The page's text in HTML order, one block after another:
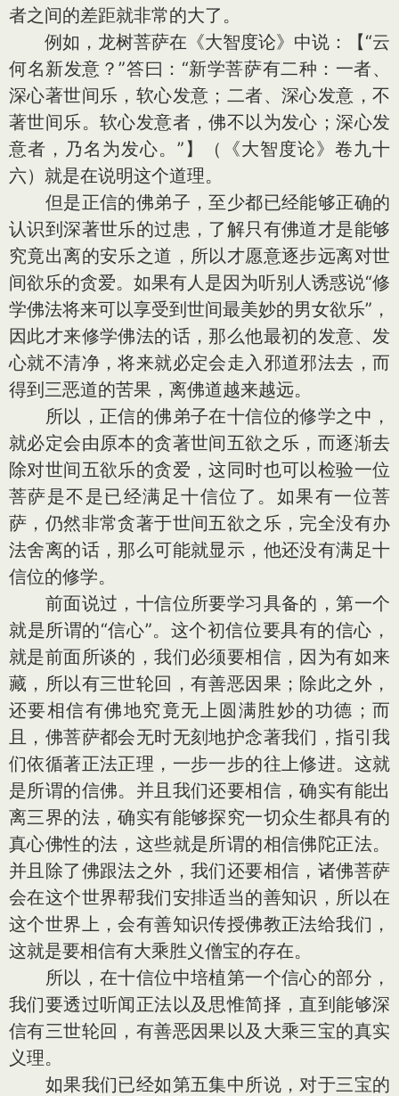
者之间的差距就非常的大了。
例如，龙树菩萨在《大智度论》中说：【“云
何名新发意？”答曰：“新学菩萨有二种：一者、
深心著世间乐，软心发意；二者、深心发意，不
著世间乐。软心发意者，佛不以为发心；深心发
意者，乃名为发心。”】（《大智度论》卷九十
六）就是在说明这个道理。
但是正信的佛弟子，至少都已经能够正确的
认识到深著世乐的过患，了解只有佛道才是能够
究竟出离的安乐之道，所以才愿意逐步远离对世
间欲乐的贪爱。如果有人是因为听别人诱惑说“修
学佛法将来可以享受到世间最美妙的男女欲乐”，
因此才来修学佛法的话，那么他最初的发意、发
心就不清净，将来就必定会走入邪道邪法去，而
得到三恶道的苦果，离佛道越来越远。
所以，正信的佛弟子在十信位的修学之中，
就必定会由原本的贪著世间五欲之乐，而逐渐去
除对世间五欲乐的贪爱，这同时也可以检验一位
菩萨是不是已经满足十信位了。如果有一位菩
萨，仍然非常贪著于世间五欲之乐，完全没有办
法舍离的话，那么可能就显示，他还没有满足十
信位的修学。
前面说过，十信位所要学习具备的，第一个
就是所谓的“信心”。这个初信位要具有的信心，
就是前面所谈的，我们必须要相信，因为有如来
藏，所以有三世轮回，有善恶因果；除此之外，
还要相信有佛地究竟无上圆满胜妙的功德；而
且，佛菩萨都会无时无刻地护念著我们，指引我
们依循著正法正理，一步一步的往上修进。这就
是所谓的信佛。并且我们还要相信，确实有能出
离三界的法，确实有能够探究一切众生都具有的
真心佛性的法，这些就是所谓的相信佛陀正法。
并且除了佛跟法之外，我们还要相信，诸佛菩萨
会在这个世界帮我们安排适当的善知识，所以在
这个世界上，会有善知识传授佛教正法给我们，
这就是要相信有大乘胜义僧宝的存在。
所以，在十信位中培植第一个信心的部分，
我们要透过听闻正法以及思惟简择，直到能够深
信有三世轮回，有善恶因果以及大乘三宝的真实
义理。
如果我们已经如第五集中所说，对于三宝的